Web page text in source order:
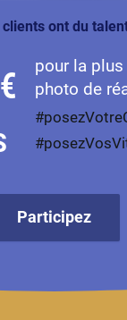
clients ont du
€
pour la
photo de
Participez